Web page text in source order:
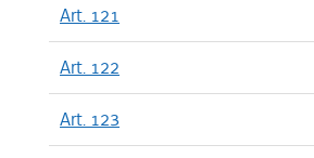
Art. 121
Art. 122
Art. 123